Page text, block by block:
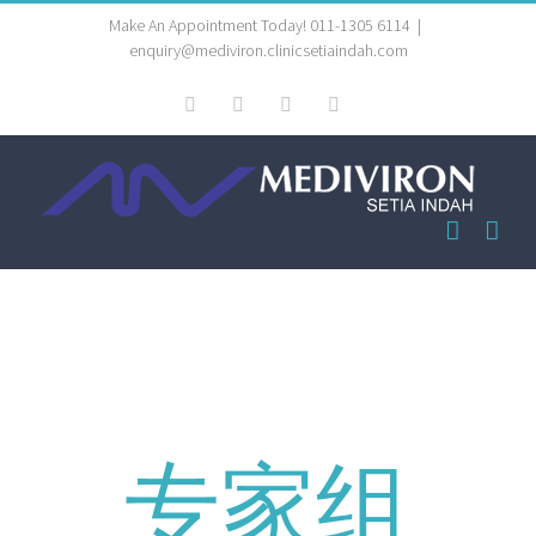
Make An Appointment Today! 011-1305 6114 |
enquiry@mediviron.clinicsetiaindah.com
whatsappfacebookinstagram
专家组